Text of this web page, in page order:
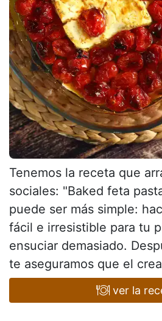
Tenemos la receta que
sociales: "Baked feta
puede ser más simple:
fácil e irresistible para tu
ensuciar demasiado.
te aseguramos que el
ver la